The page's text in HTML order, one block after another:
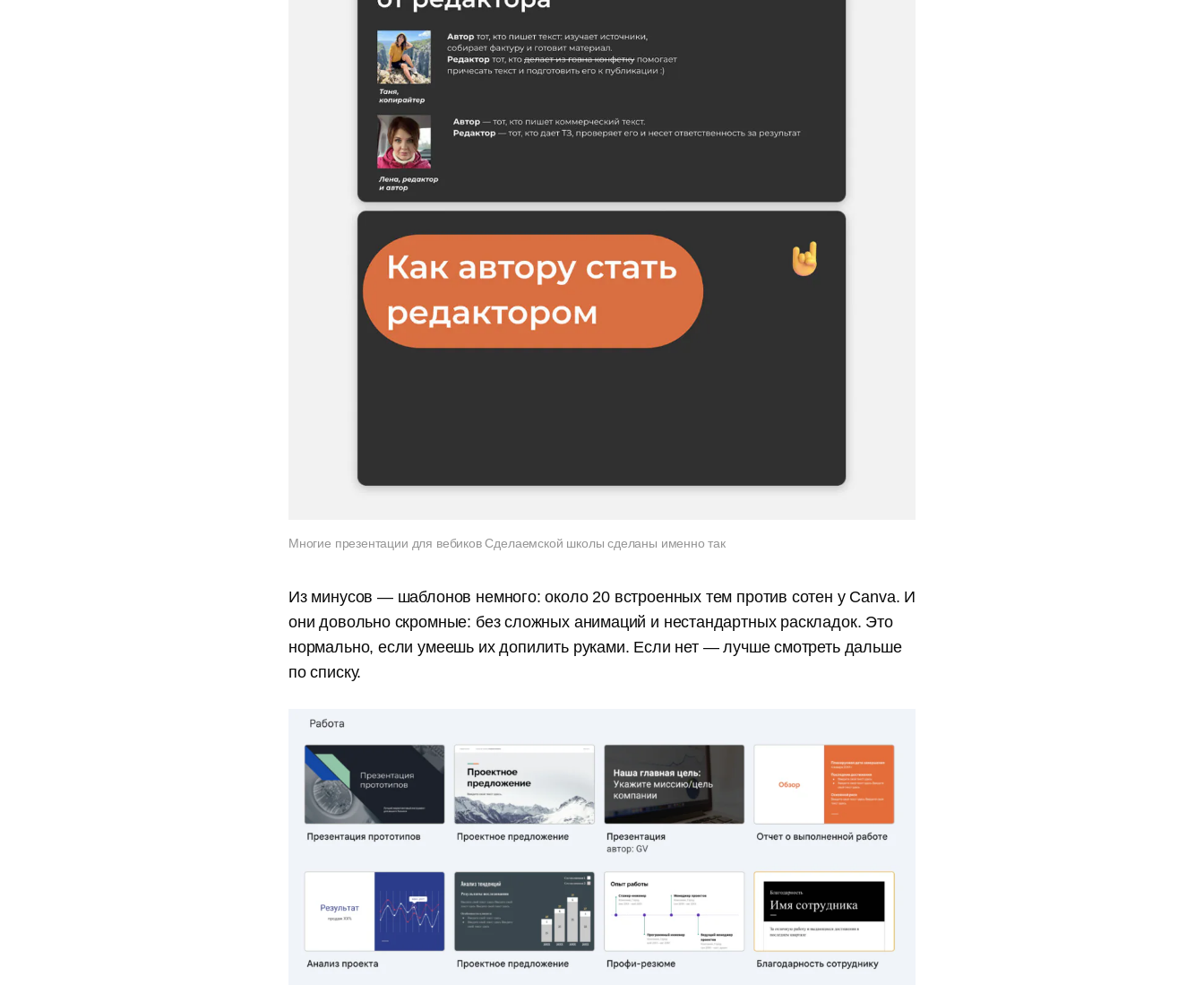
Многие презентации для вебиков Сделаемской школы сделаны именно так
Из минусов — шаблонов немного: около 20 встроенных тем против сотен у Canva. И
они довольно скромные: без сложных анимаций и нестандартных раскладок. Это
нормально, если умеешь их допилить руками. Если нет — лучше смотреть дальше
по списку.